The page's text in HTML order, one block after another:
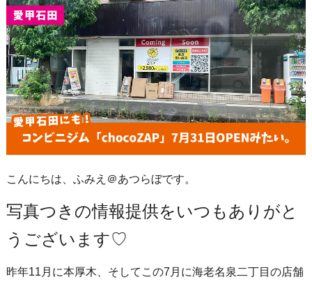
こんにちは、ふみえ＠あつらぼです。
写真つきの情報提供をいつもありがと
うございます♡
昨年11月に本厚木、そしてこの7月に海老名泉二丁目の店舗